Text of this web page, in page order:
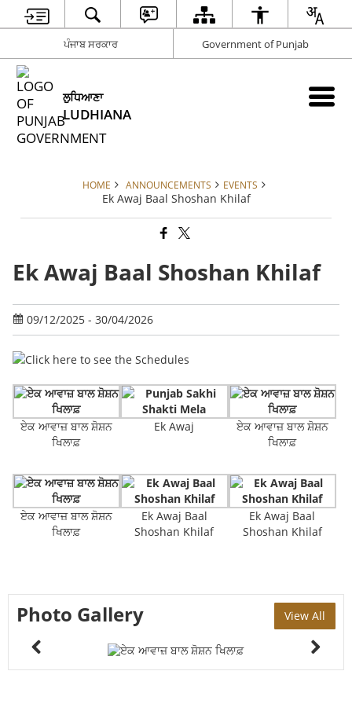
ਪੰਜਾਬ ਸਰਕਾਰ Government of Punjab
ਲੁਧਿਆਣਾ
LUDHIANA
HOME ANNOUNCEMENTS EVENTS
Ek Awaj Baal Shoshan Khilaf
Ek Awaj Baal Shoshan Khilaf
09/12/2025 - 30/04/2026
ਏਕ ਆਵਾਜ਼ ਬਾਲ ਸ਼ੋਸ਼ਨ
ਖਿਲਾਫ਼
Ek Awaj
ਏਕ ਆਵਾਜ਼ ਬਾਲ ਸ਼ੋਸ਼ਨ
ਖਿਲਾਫ਼
ਏਕ ਆਵਾਜ਼ ਬਾਲ ਸ਼ੋਸ਼ਨ
ਖਿਲਾਫ਼
Ek Awaj Baal
Shoshan Khilaf
Ek Awaj Baal
Shoshan Khilaf
Photo Gallery View All